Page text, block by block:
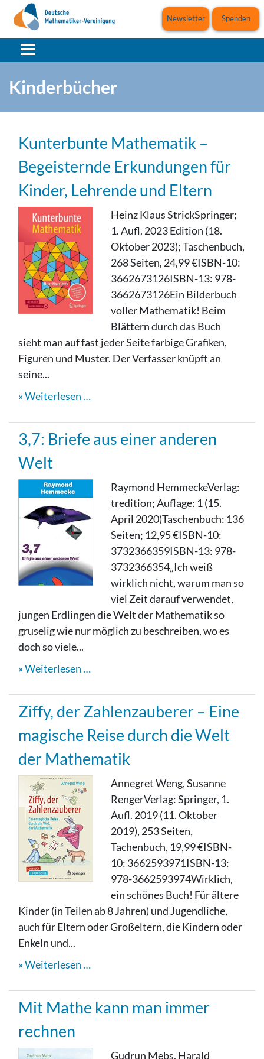
Spenden
Newsletter
Kinderbücher
Kunterbunte Mathematik –
Begeisternde Erkundungen für
Kinder, Lehrende und Eltern
Heinz Klaus StrickSpringer;
1. Aufl. 2023 Edition (18.
Oktober 2023); Taschenbuch,
268 Seiten, 24,99 €ISBN-10:
3662673126ISBN-13: ‎978-
3662673126Ein Bilderbuch
voller Mathematik! Beim
Blättern durch das Buch
sieht man auf fast jeder Seite farbige Grafiken,
Figuren und Muster. Der Verfasser knüpft an
seine...
Weiterlesen …
3,7: Briefe aus einer anderen
Welt
Raymond HemmeckeVerlag:
tredition; Auflage: 1 (15.
April 2020)Taschenbuch: 136
Seiten; 12,95 €ISBN-10:
3732366359ISBN-13: 978-
3732366354„Ich weiß
wirklich nicht, warum man so
viel Zeit darauf verwendet,
jungen Erdlingen die Welt der Mathematik so
gruselig wie nur möglich zu beschreiben, wo es
doch so viele...
Weiterlesen …
Ziffy, der Zahlenzauberer – Eine
magische Reise durch die Welt
der Mathematik
Annegret Weng, Susanne
RengerVerlag: Springer, 1.
Aufl. 2019 (11. Oktober
2019), 253 Seiten,
Tachenbuch, 19,99 €ISBN-
10: 3662593971ISBN-13:
978-3662593974Wirklich,
ein schönes Buch! Für ältere
Kinder (in Teilen ab 8 Jahren) und Jugendliche,
auch für Eltern oder Großeltern, die Kindern oder
Enkeln und...
Weiterlesen …
Mit Mathe kann man immer
rechnen
Gudrun Mebs, Harald